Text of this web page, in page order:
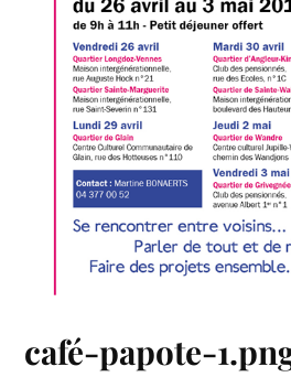
café-papote-